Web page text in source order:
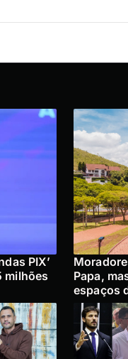
PIX’
milhões
Papa,
espaços